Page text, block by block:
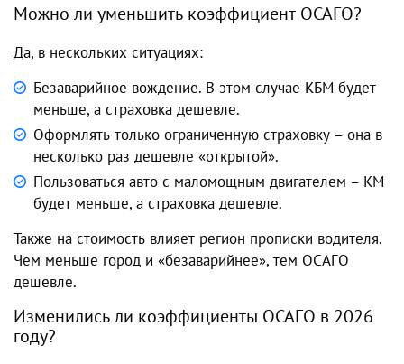
Можно ли уменьшить коэффициент ОСАГО?
Да, в нескольких ситуациях:
Безаварийное вождение. В этом случае КБМ будет
меньше, а страховка дешевле.
Оформлять только ограниченную страховку – она в
несколько раз дешевле «открытой».
Пользоваться авто с маломощным двигателем – КМ
будет меньше, а страховка дешевле.
Также на стоимость влияет регион прописки водителя.
Чем меньше город и «безаварийнее», тем ОСАГО
дешевле.
Изменились ли коэффициенты ОСАГО в 2026
году?